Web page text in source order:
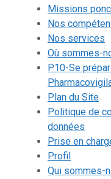
Missions
Nos
Nos services
Où sommes-
P10-Se
Plan du Site
Politique de
données
Prise en
Profil
Qui sommes-